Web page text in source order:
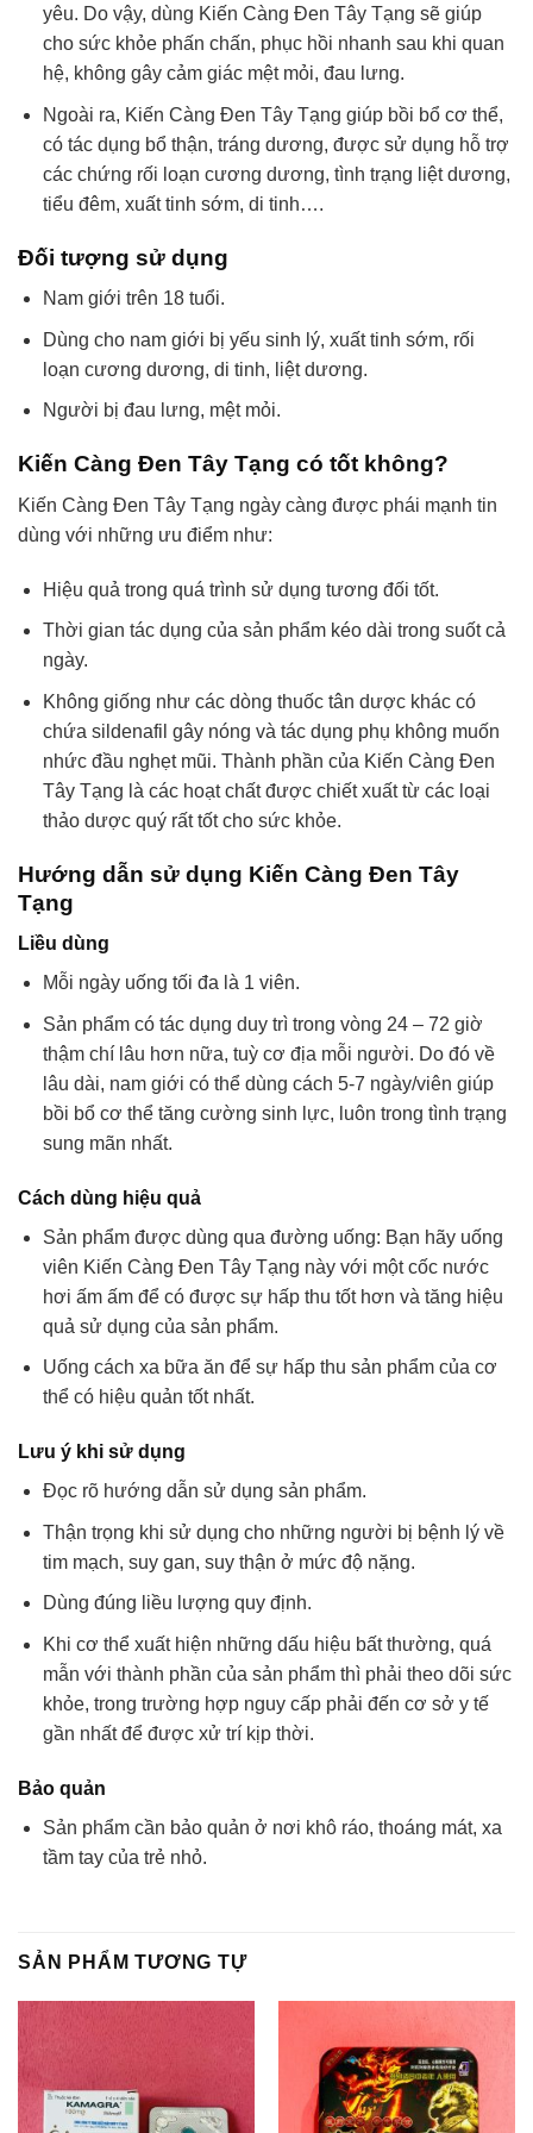
yêu. Do vậy, dùng Kiến Càng Đen Tây Tạng sẽ giúp
cho sức khỏe phấn chấn, phục hồi nhanh sau khi quan
hệ, không gây cảm giác mệt mỏi, đau lưng.
Ngoài ra, Kiến Càng Đen Tây Tạng giúp bồi bổ cơ thể,
có tác dụng bổ thận, tráng dương, được sử dụng hỗ trợ
các chứng rối loạn cương dương, tình trạng liệt dương,
tiểu đêm, xuất tinh sớm, di tinh….
Đối tượng sử dụng
Nam giới trên 18 tuổi.
Dùng cho nam giới bị yếu sinh lý, xuất tinh sớm, rối
loạn cương dương, di tinh, liệt dương.
Người bị đau lưng, mệt mỏi.
Kiến Càng Đen Tây Tạng có tốt không?
Kiến Càng Đen Tây Tạng ngày càng được phái mạnh tin
dùng với những ưu điểm như:
Hiệu quả trong quá trình sử dụng tương đối tốt.
Thời gian tác dụng của sản phẩm kéo dài trong suốt cả
ngày.
Không giống như các dòng thuốc tân dược khác có
chứa sildenafil gây nóng và tác dụng phụ không muốn
nhức đầu nghẹt mũi. Thành phần của Kiến Càng Đen
Tây Tạng là các hoạt chất được chiết xuất từ các loại
thảo dược quý rất tốt cho sức khỏe.
Hướng dẫn sử dụng Kiến Càng Đen Tây
Tạng
Liều dùng
Mỗi ngày uống tối đa là 1 viên.
Sản phẩm có tác dụng duy trì trong vòng 24 – 72 giờ
thậm chí lâu hơn nữa, tuỳ cơ địa mỗi người. Do đó về
lâu dài, nam giới có thể dùng cách 5-7 ngày/viên giúp
bồi bổ cơ thể tăng cường sinh lực, luôn trong tình trạng
sung mãn nhất.
Cách dùng hiệu quả
Sản phẩm được dùng qua đường uống: Bạn hãy uống
viên Kiến Càng Đen Tây Tạng này với một cốc nước
hơi ấm ấm để có được sự hấp thu tốt hơn và tăng hiệu
quả sử dụng của sản phẩm.
Uống cách xa bữa ăn để sự hấp thu sản phẩm của cơ
thể có hiệu quản tốt nhất.
Lưu ý khi sử dụng
Đọc rõ hướng dẫn sử dụng sản phẩm.
Thận trọng khi sử dụng cho những người bị bệnh lý về
tim mạch, suy gan, suy thận ở mức độ nặng.
Dùng đúng liều lượng quy định.
Khi cơ thể xuất hiện những dấu hiệu bất thường, quá
mẫn với thành phần của sản phẩm thì phải theo dõi sức
khỏe, trong trường hợp nguy cấp phải đến cơ sở y tế
gần nhất để được xử trí kịp thời.
Bảo quản
Sản phẩm cần bảo quản ở nơi khô ráo, thoáng mát, xa
tầm tay của trẻ nhỏ.
SẢN PHẨM TƯƠNG TỰ